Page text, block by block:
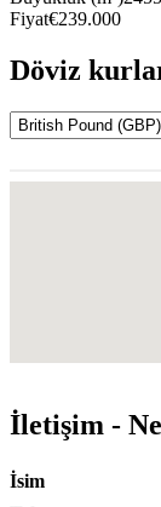
Fiyat€239.000
Döviz
İletişim -
İsim